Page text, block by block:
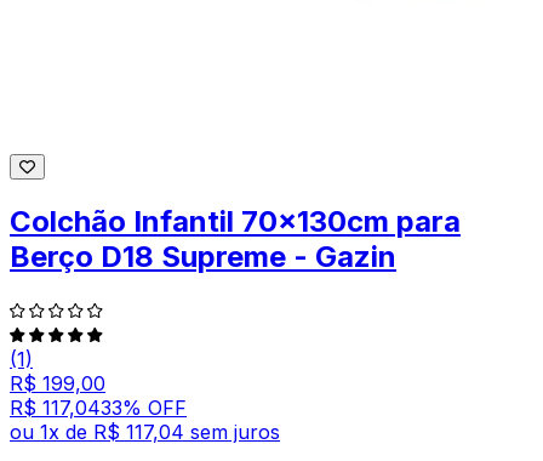
Colchão Infantil 70x130cm para
Berço D18 Supreme - Gazin
(1)
R$ 199,00
R$ 117,0433% OFF
ou 1x de R$ 117,04 sem juros